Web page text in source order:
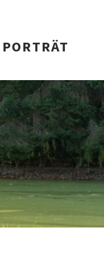
PORTRÄT